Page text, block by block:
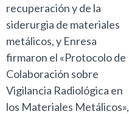
recuperación y de la
siderurgia de materiales
metálicos, y Enresa
firmaron el «Protocolo de
Colaboración sobre
Vigilancia Radiológica en
los Materiales Metálicos»,